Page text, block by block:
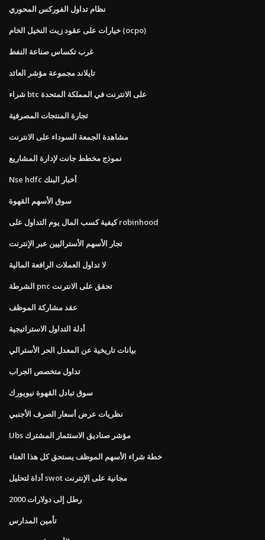
نظام تداول الفوركس المحوري
خيارات على عقود زيت النخيل الخام (ocpo)
غرب تكساس صناعة النفط
تايلاند مجموعة مؤشر العائد
شراء btc على الانترنت في المملكة المتحدة
تجارة المنتجات المصرفية
مشاهدة الجمعة السوداء على الانترنت
نموذج مخطط جانت لإدارة المشاريع
Nse hdfc أخبار البنك
سوق الأسهم القهوة
كيفية كسب المال يوم التداول على robinhood
تجار الأسهم الأستراليين عبر الإنترنت
لا تداول العملات الرافعة المالية
الشرطة pnc تحقق على الانترنت
عقد مشاركة الموظف
أدلة التداول الاستراتيجية
بيانات تاريخية عن المعدل الحر الأسترالي
تداول متخصص الجراب
سوق تبادل القهوة نيويورك
نظريات عرض أسعار الصرف الأجنبي
Ubs مؤشر صناديق الاستثمار المشترك
خطة شراء الأسهم الموظف يستحق كل هذا العناء
أداة لتحليل swot مجانية على الإنترنت
2000 رطل إلى دولارات
تأمين المدارس